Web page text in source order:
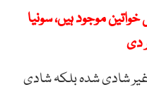
موجود ہیں، سونیا
دی
غیر شادی شدہ بلکہ شادی